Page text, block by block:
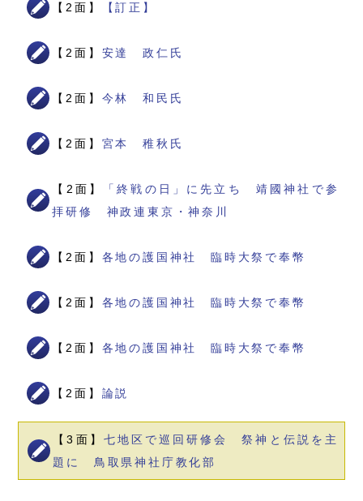
【2面】 【訂正】
【2面】 安達 政仁氏
【2面】 今林 和民氏
【2面】 宮本 稚秋氏
【2面】
「終戦の日」に先立ち 靖國神社で参
拝研修 神政連東京・神奈川
【2面】 各地の護国神社 臨時大祭で奉幣
【2面】 各地の護国神社 臨時大祭で奉幣
【2面】 各地の護国神社 臨時大祭で奉幣
【2面】 論説
【3面】 七地区で巡回研修会 祭神と伝説を主
題に 鳥取県神社庁教化部